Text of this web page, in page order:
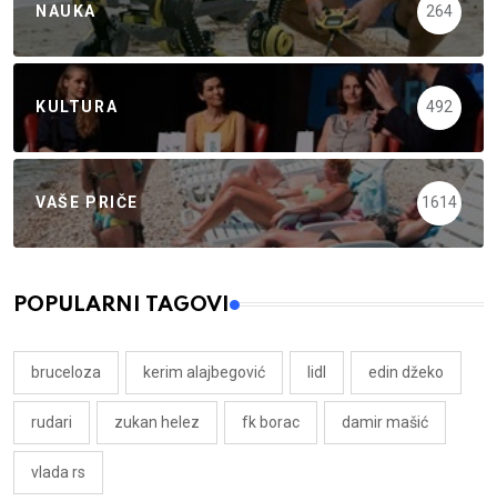
NAUKA 264
KULTURA 492
VAŠE PRIČE 1614
POPULARNI TAGOVI
bruceloza kerim alajbegović lidl edin džeko
rudari zukan helez fk borac damir mašić
vlada rs